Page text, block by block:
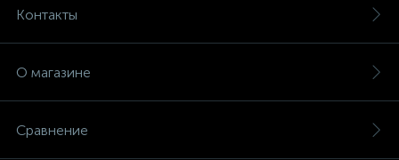
Контакты
О магазине
Сравнение